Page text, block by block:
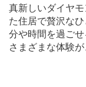
真新しいダイヤ
た住居で贅沢な
分や時間を過ご
さまざまな体験